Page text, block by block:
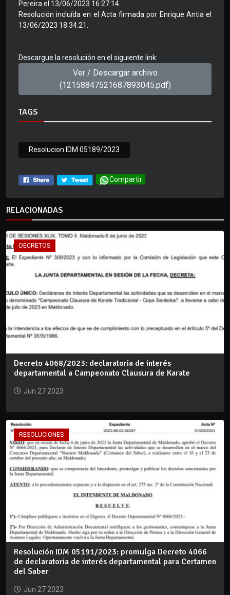
Pereira el 13/06/2023 16:27:14.
Resolución incluída en el Acta firmada por Enrique Antia el
13/06/2023 18:34:21.
Descargue la resolución en el siguiente link:
Ver / Descargar archivo
(12158847521687893045.pdf)
TAGS
Resolucion IDM 05189/2023
Compartir
RELACIONADAS
DECRETOS
Decreto 4068/2023: declaratoria de interés
departamental a Campeonato Clausura de Karate
Jun 27 2023
RESOLUCIONES
Resolución IDM 05191/2023: promulga Decreto 4066
de declaratoria de interés departamental para Certamen
del Saber
Jun 27 2023